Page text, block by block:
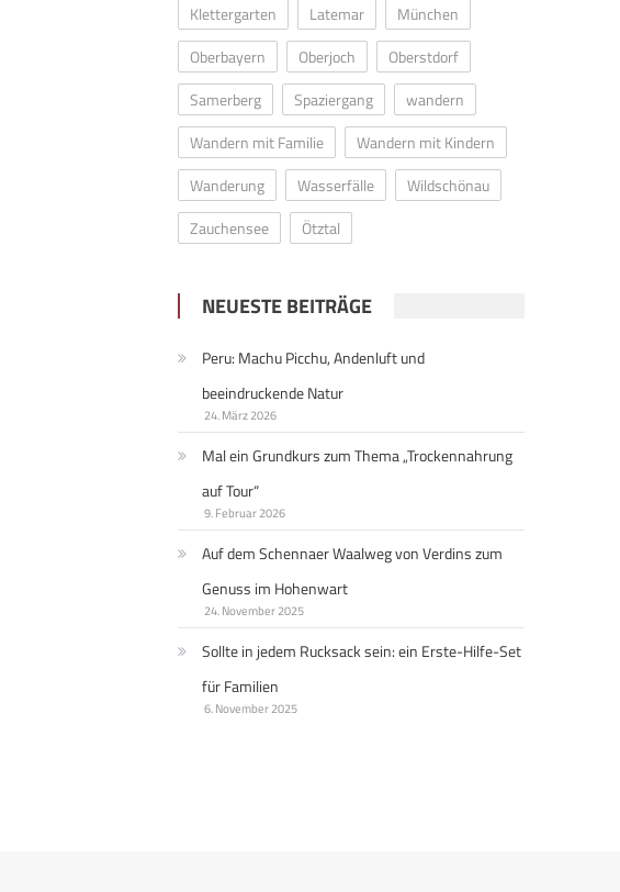
Klettergarten
Latemar
München
Oberbayern
Oberjoch
Oberstdorf
Samerberg
Spaziergang
wandern
Wandern mit Familie
Wandern mit Kindern
Wanderung
Wasserfälle
Wildschönau
Zauchensee
Ötztal
NEUESTE BEITRÄGE
Peru: Machu Picchu, Andenluft und
beeindruckende Natur
24. März 2026
Mal ein Grundkurs zum Thema „Trockennahrung
auf Tour“
9. Februar 2026
Auf dem Schennaer Waalweg von Verdins zum
Genuss im Hohenwart
24. November 2025
Sollte in jedem Rucksack sein: ein Erste-Hilfe-Set
für Familien
6. November 2025